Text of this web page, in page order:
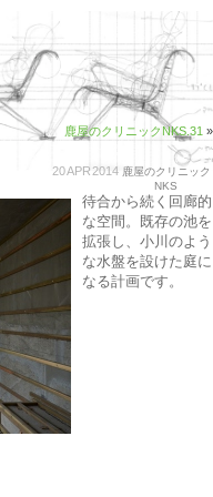
鹿屋のクリニックNKS.31 »
20APR2014 鹿屋のクリニック
NKS
待合から続く回廊的
な空間。既存の池を
拡張し、小川のよう
な水盤を設けた庭に
なる計画です。